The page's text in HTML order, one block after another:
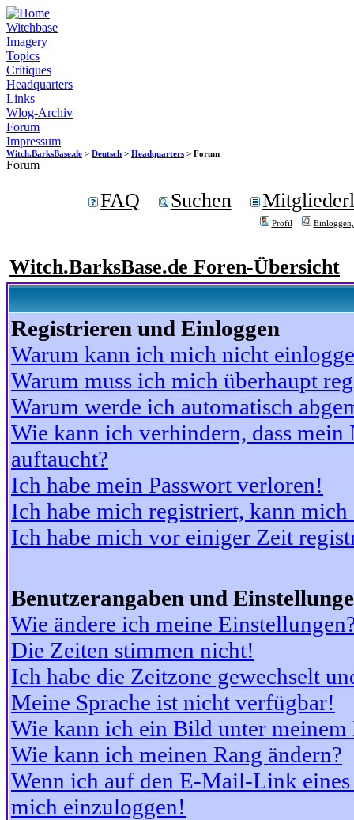
Witchbase
Imagery
Topics
Critiques
Headquarters
Links
Wlog-Archiv
Forum
Impressum
Witch.BarksBase.de > Deutsch > Headquarters > Forum
Forum
FAQ Suchen
Profil
Witch.BarksBase.de Foren-Übersicht
Registrieren und Einloggen
Warum kann ich mich nicht
Warum muss ich mich überhaupt
Warum werde ich automatisch
Wie kann ich verhindern, dass
auftaucht?
Ich habe mein Passwort verloren!
Ich habe mich registriert, kann
Ich habe mich vor einiger Zeit
Benutzerangaben und
Wie ändere ich meine
Die Zeiten stimmen nicht!
Ich habe die Zeitzone gewechselt
Meine Sprache ist nicht verfügbar!
Wie kann ich ein Bild unter meinem
Wie kann ich meinen Rang ändern?
Wenn ich auf den E-Mail-Link
mich einzuloggen!